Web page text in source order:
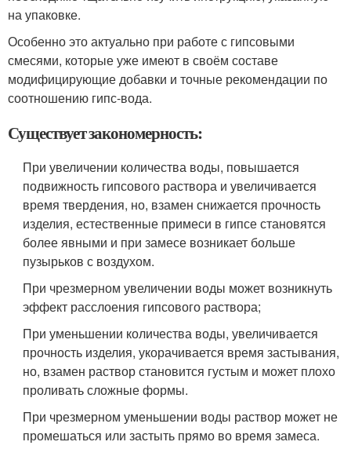
на упаковке.
Особенно это актуально при работе с гипсовыми
смесями, которые уже имеют в своём составе
модифицирующие добавки и точные рекомендации по
соотношению гипс-вода.
Существует закономерность:
При увеличении количества воды, повышается
подвижность гипсового раствора и увеличивается
время твердения, но, взамен снижается прочность
изделия, естественные примеси в гипсе становятся
более явными и при замесе возникает больше
пузырьков с воздухом.
При чрезмерном увеличении воды может возникнуть
эффект расслоения гипсового раствора;
При уменьшении количества воды, увеличивается
прочность изделия, укорачивается время застывания,
но, взамен раствор становится густым и может плохо
проливать сложные формы.
При чрезмерном уменьшении воды раствор может не
промешаться или застыть прямо во время замеса.